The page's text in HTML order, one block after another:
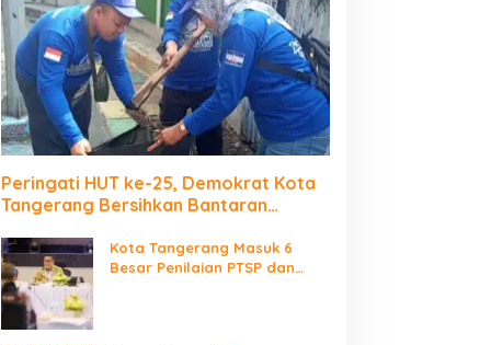
Peringati HUT ke-25, Demokrat Kota
Tangerang Bersihkan Bantaran
Kota Tangerang Masuk 6
Besar Penilaian PTSP dan